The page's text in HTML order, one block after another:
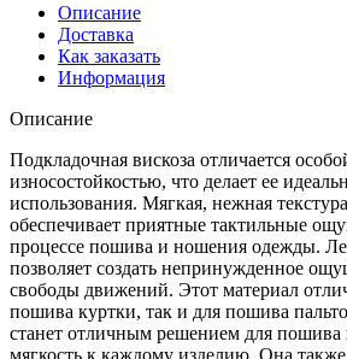
Описание
Доставка
Как заказать
Информация
Описание
Подкладочная вискоза отличается
износостойкостью, что делает ее
использования. Мягкая, нежная
обеспечивает приятные тактильные
процессе пошива и ношения одежды.
позволяет создать непринужденное
свободы движений. Этот материал
пошива куртки, так и для пошива
станет отличным решением для пошива
мягкость к каждому изделию. Она